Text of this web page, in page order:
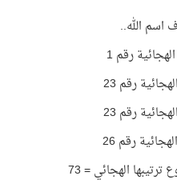
رقم 1
رقم 23
رقم 23
رقم 26
الهجائي = 73